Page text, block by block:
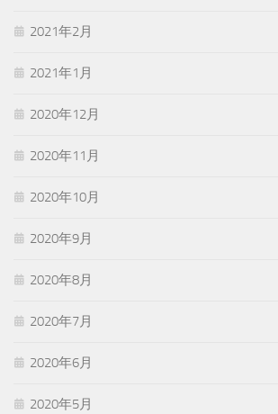
2021年2月
2021年1月
2020年12月
2020年11月
2020年10月
2020年9月
2020年8月
2020年7月
2020年6月
2020年5月